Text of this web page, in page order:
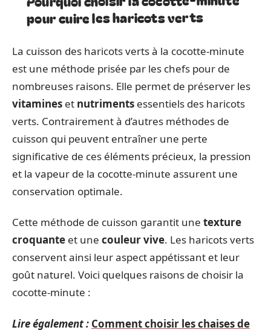
pour cuire les haricots verts
La cuisson des haricots verts à la cocotte-minute
est une méthode prisée par les chefs pour de
nombreuses raisons. Elle permet de préserver les
vitamines et nutriments essentiels des haricots
verts. Contrairement à d’autres méthodes de
cuisson qui peuvent entraîner une perte
significative de ces éléments précieux, la pression
et la vapeur de la cocotte-minute assurent une
conservation optimale.
Cette méthode de cuisson garantit une texture
croquante et une couleur vive. Les haricots verts
conservent ainsi leur aspect appétissant et leur
goût naturel. Voici quelques raisons de choisir la
cocotte-minute :
Lire également : Comment choisir les chaises de